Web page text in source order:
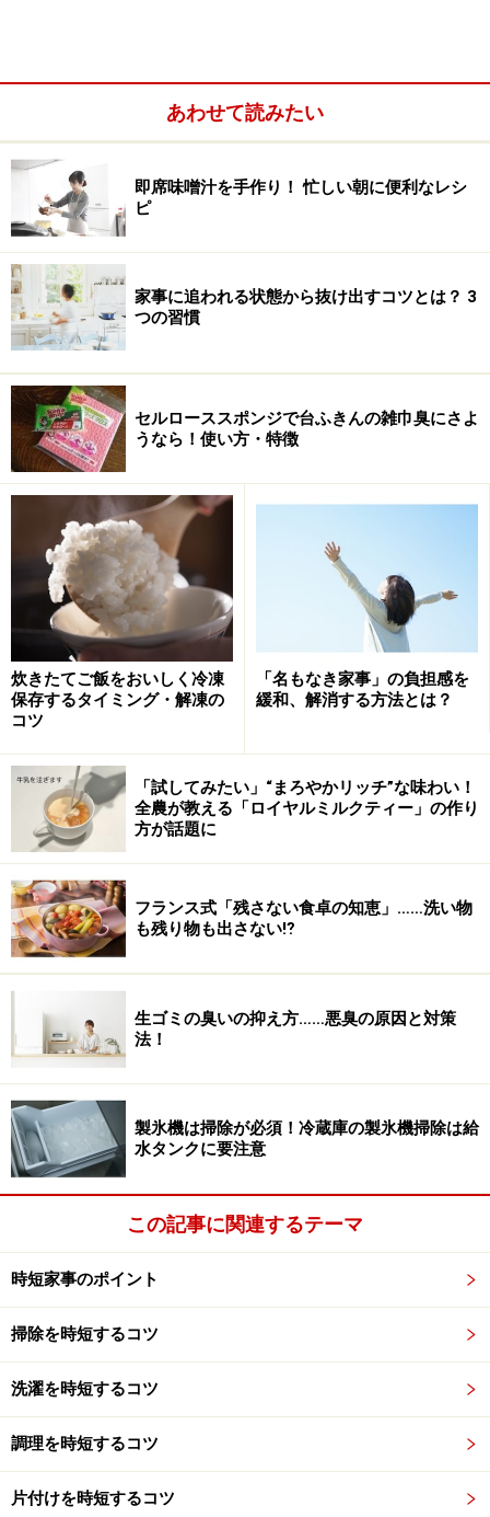
コツ1：脱水時間は短めにして、すぐに干す
洗濯物のシワは、アイロンの手間を生んでしまいますよね
洗濯物を早く乾かしたい場合、つい脱水時間を長くして
しまいがち。しかし時間が長くなればなるほど、シワは
つきやすくなります。コットンのシャツやズボンなど、
シワが目立つ衣類を洗った場合は、普段よりちょっとだ
す。
また、洗濯物同士がからまるとシワの原因になりますか
ら、デリケートな衣類は洗濯ネットに入れて洗うように
しましょう。
運転が終わったら、すぐ洗濯物を洗濯機から出します。
洗濯が終わった状態で時間を置くと、洗濯物がからまっ
た状態で放置されて、シワが取れにくくなります。終了
のブザーが鳴ったら、なるべく早く干すようにしましょ
う。
コツ2：「叩いてたたんで重ねる」3ステッ
プ
洗濯機から出した洗濯物、そのままカゴなどに入れてベ
ランダに移動している人はいませんか？ ちょっと面倒と
思うかもしれませんが、この時に次のような3ステップ
を習慣にしてみると、アイロンや衣類スチーマーの出番
STEP1:洗濯物を洗濯機から出す時に、パタパタとふ
るってほぐしながら、シワがつきやすい縫い目の部
分（シャツの襟や袖口など）を両手で引っ張りなが
らシワを伸ばします。シャツの前たて、袖や身頃な
あわせて読みたい
即席味噌汁を手作り！ 忙しい朝に便利なレシ
ピ
家事に追われる状態から抜け出すコツとは？ 3
つの習慣
セルローススポンジで台ふきんの雑巾臭にさよ
うなら！使い方・特徴
炊きたてご飯をおいしく冷凍
保存するタイミング・解凍の
コツ
「名もなき家事」の負担感を
緩和、解消する方法とは？
「試してみたい」“まろやかリッチ”な味わい！
全農が教える「ロイヤルミルクティー」の作り
方が話題に
フランス式「残さない食卓の知恵」……洗い物
も残り物も出さない⁉
生ゴミの臭いの抑え方……悪臭の原因と対策
法！
製氷機は掃除が必須！冷蔵庫の製氷機掃除は給
水タンクに要注意
この記事に関連するテーマ
時短家事のポイント
掃除を時短するコツ
洗濯を時短するコツ
調理を時短するコツ
片付けを時短するコツ